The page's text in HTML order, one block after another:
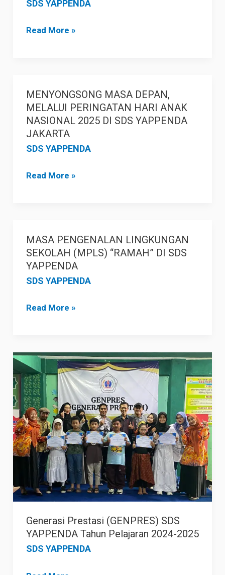
SDS YAPPENDA
HUT
REPUBLIK
SDS
YAPPENDA
Read More »
MENYONGSONG MASA DEPAN,
MELALUI PERINGATAN HARI ANAK
NASIONAL 2025 DI SDS YAPPENDA
JAKARTA
SDS YAPPENDA
MENYONGSONG
MASA
DEPAN,
HARI
DI
SDS
YAPPENDA
JAKARTA
Read More »
MASA PENGENALAN LINGKUNGAN
SEKOLAH (MPLS) “RAMAH” DI SDS
YAPPENDA
SDS YAPPENDA
MASA
PENGENALAN
LINGKUNGAN
SEKOLAH
(MPLS)
YAPPENDA
Read More »
Generasi Prestasi (GENPRES) SDS
YAPPENDA Tahun Pelajaran 2024-2025
SDS YAPPENDA
Generasi
Prestasi
(GENPRES)
SDS
YAPPENDA
Tahun
Pelajaran
2024-
2025